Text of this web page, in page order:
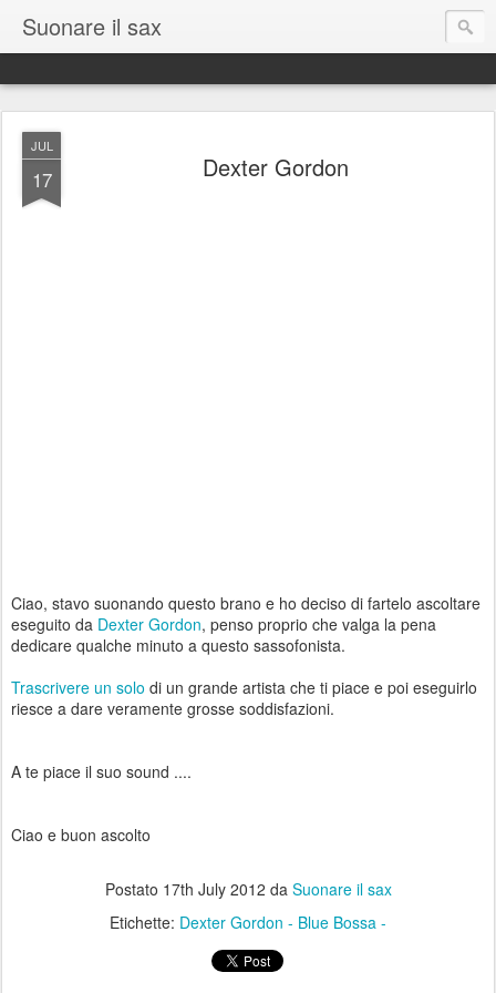
Suonare il sax
JUL
17 Dexter Gordon
Ciao, stavo suonando questo brano e ho deciso di fartelo ascoltare
eseguito da Dexter Gordon, penso proprio che valga la pena
dedicare qualche minuto a questo sassofonista.
Trascrivere un solo di un grande artista che ti piace e poi eseguirlo
riesce a dare veramente grosse soddisfazioni.
A te piace il suo sound ....
Ciao e buon ascolto
Postato 17th July 2012 da Suonare il sax
Etichette: Dexter Gordon - Blue Bossa -